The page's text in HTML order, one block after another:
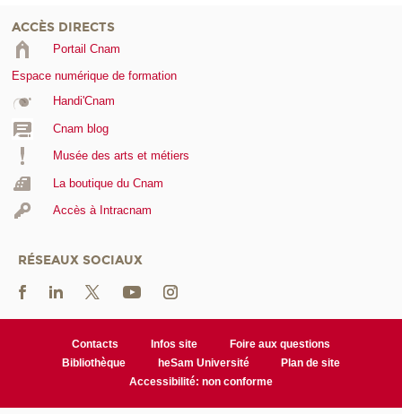
ACCÈS DIRECTS
Portail Cnam
Espace numérique de formation
Handi'Cnam
Cnam blog
Musée des arts et métiers
La boutique du Cnam
Accès à Intracnam
RÉSEAUX SOCIAUX
Contacts Infos site
Foire aux questions
Bibliothèque
heSam Université
Plan de site
Accessibilité: non conforme